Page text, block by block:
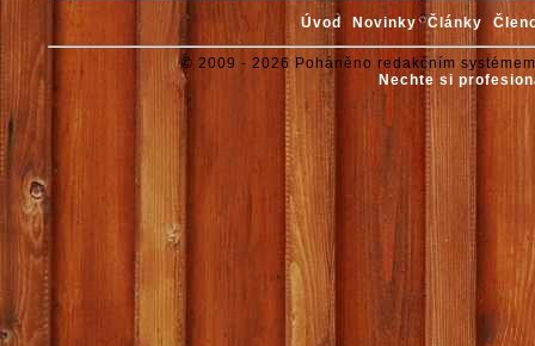
Úvod Novinky Články
© 2009 - 2026 Poháněno redakčním
Nechte si